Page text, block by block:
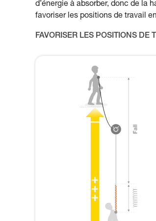
d’énergie à absorber, donc de la
favoriser les positions de travail
FAVORISER LES POSITIONS DE